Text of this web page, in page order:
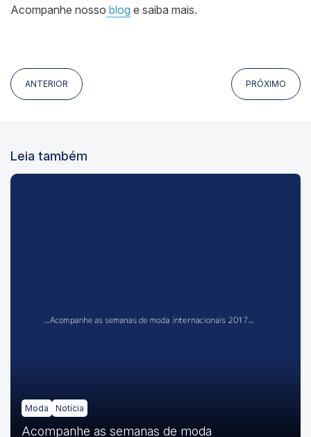
Acompanhe nosso blog e saiba mais.
ANTERIOR PRÓXIMO
Leia também
Moda Notícia
Acompanhe as semanas de moda